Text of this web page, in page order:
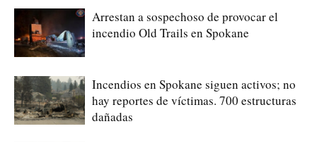
Arrestan a sospechoso de provocar el
incendio Old Trails en Spokane
Incendios en Spokane siguen activos; no
hay reportes de víctimas. 700 estructuras
dañadas